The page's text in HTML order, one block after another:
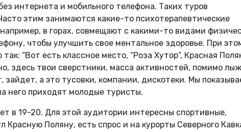
интернета и мобильного телефона. Таких туров
этим занимаются какие-то психотерапевтические
в горах, совмещают с какими-то видами
чтобы улучшить свое ментальное здоровье. При
“Вот есть классное место, “Роза Хутор”, Красная
здесь твои сверстники, масса активностей, помимо
а это тусовки, компании, дискотеки. Мы
него приходят молодые туристы.
в 19-20. Для этой аудитории интересны спортивные,
Поляну, есть спрос и на курорты Северного